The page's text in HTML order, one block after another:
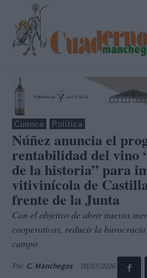
Cuenca Política
Núñez anuncia el
rentabilidad del vino
de la historia” para
vitivinícola de
frente de la Junta
Con el objetivo de abrir nuevos
cooperativas, reducir la
campo
Por C. Manchegos 09/07/2026